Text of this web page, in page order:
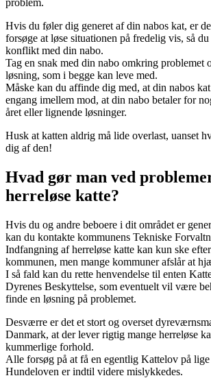
problem.
Hvis du føler dig generet af din nabos kat, er
forsøge at løse situationen på fredelig vis, så
konflikt med din nabo.
Tag en snak med din nabo omkring problemet
løsning, som i begge kan leve med.
Måske kan du affinde dig med, at din nabos
engang imellem mod, at din nabo betaler for
året eller lignende løsninger.
Husk at katten aldrig må lide overlast, uanset
dig af den!
Hvad gør man ved
herreløse katte?
Hvis du og andre beboere i dit området er
kan du kontakte kommunens Tekniske
Indfangning af herreløse katte kan kun ske
kommunen, men mange kommuner afslår at
I så fald kan du rette henvendelse til enten
Dyrenes Beskyttelse, som eventuelt vil være
finde en løsning på problemet.
Desværre er det et stort og overset
Danmark, at der lever rigtig mange herreløse
kummerlige forhold.
Alle forsøg på at få en egentlig Kattelov på
Hundeloven er indtil videre mislykkedes.